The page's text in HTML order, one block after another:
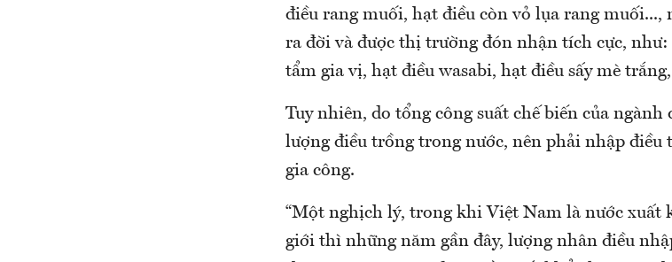
điều rang muối, hạt điều còn vỏ lụa rang muối...,
ra đời và được thị trường đón nhận tích cực,
tẩm gia vị, hạt điều wasabi, hạt điều sấy mè
Tuy nhiên, do tổng công suất chế biến của ngành
lượng điều trồng trong nước, nên phải nhập điều
gia công.
“Một nghịch lý, trong khi Việt Nam là nước xuất
giới thì những năm gần đây, lượng nhân điều